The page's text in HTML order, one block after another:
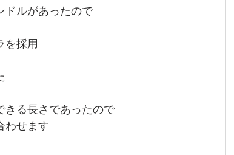
ドルがあったので
を採用
きる長さであったので
わせます